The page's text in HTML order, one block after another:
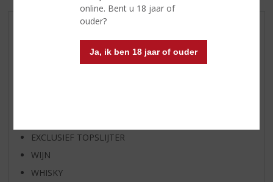
online. Bent u 18 jaar of
ouder?
Ja, ik ben 18 jaar of ouder
WIJN VAN DE MAAND
WHISKY VAN DE MAAND
EXCLUSIEF TOPSLIJTER
WIJN
WHISKY